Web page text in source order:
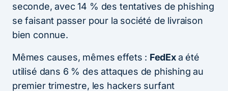
seconde, avec 14 % des tentatives de phishing
se faisant passer pour la société de livraison
bien connue.
Mêmes causes, mêmes effets : FedExa été
utilisé dans 6 % des attaques de phishing au
premier trimestre, les hackers surfant